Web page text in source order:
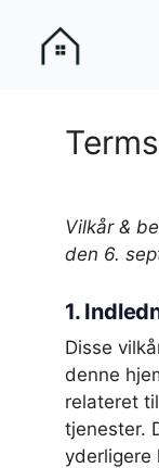
indhold
Vilkår &
den 6.
1.
Disse
denne
relateret
tjenester.
yderligere